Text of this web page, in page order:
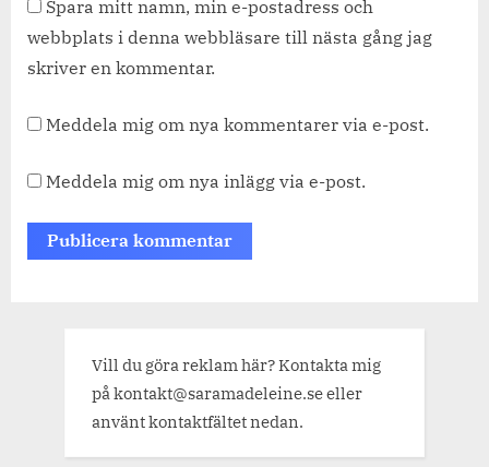
Spara mitt namn, min e-postadress och
webbplats i denna webbläsare till nästa gång jag
skriver en kommentar.
Meddela mig om nya kommentarer via e-post.
Meddela mig om nya inlägg via e-post.
Vill du göra reklam här? Kontakta mig
på kontakt@saramadeleine.se eller
använt kontaktfältet nedan.